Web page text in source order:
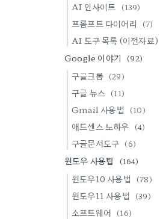
AI 인사이트 (139)
프롬프트 다이어리 (7)
AI 도구 목록 (이전자료)
Google 이야기 (92)
구글크롬 (29)
구글 뉴스 (11)
Gmail 사용법 (10)
애드센스 노하우 (4)
구글문서도구 (6)
윈도우 사용팁 (164)
윈도우10 사용법 (78)
윈도우11 사용법 (39)
소프트웨어 (16)